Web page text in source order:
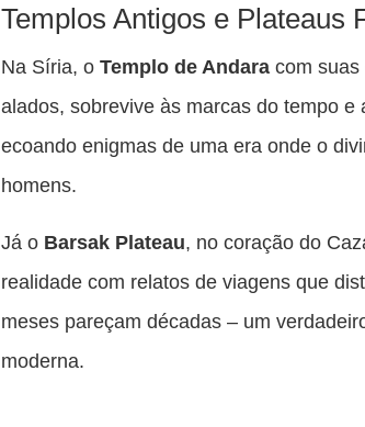
Templos Antigos e Plateaus
Na Síria, oTemplo de Andara com
alados, sobrevive às marcas do tempo
ecoando enigmas de uma era onde o
homens.
Já o Barsak Plateau, no coração do
realidade com relatos de viagens que
meses pareçam décadas – um
moderna.